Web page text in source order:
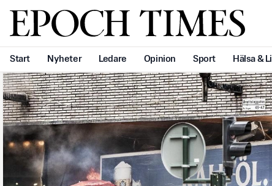
Svenska Epoch Times
Start Nyheter Ledare Opinion Sport Hälsa &